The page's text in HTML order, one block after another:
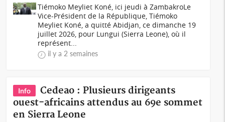
Tiémoko Meyliet Koné, ici jeudi à ZambakroLe
Vice-Président de la République, Tiémoko
Meyliet Koné, a quitté Abidjan, ce dimanche 19
juillet 2026, pour Lungui (Sierra Leone), où il
représent...
il y a 2 semaines
Info
Cedeao : Plusieurs dirigeants
ouest-africains attendus au 69e sommet
en Sierra Leone